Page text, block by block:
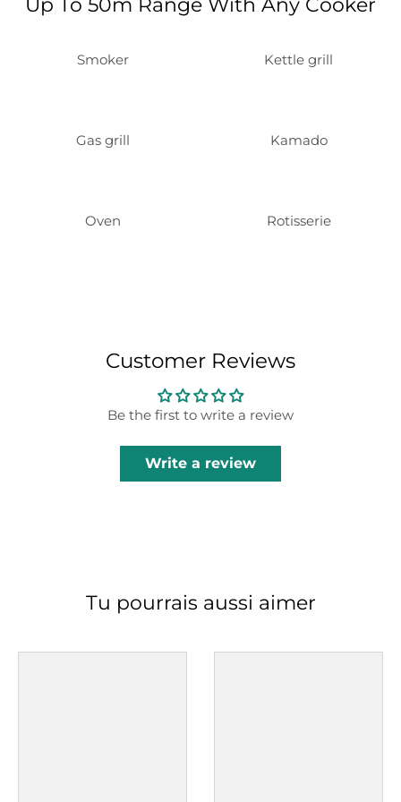
Smoker Kettle grill
Gas grill Kamado
Oven Rotisserie
Customer Reviews
Be the first to write a review
Write a review
Tu pourrais aussi aimer